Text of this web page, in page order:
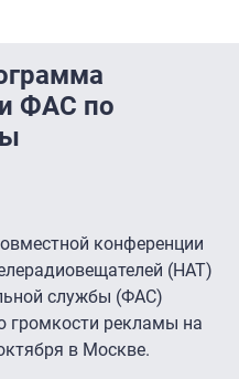
ФАС по
конференции
(НАТ)
службы (ФАС)
громкости рекламы на
в Москве.